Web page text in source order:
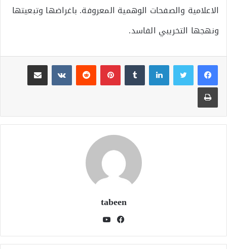
الاعلامية والصفحات الوهمية المعروفة. باغراضها وتبعيتها
ونهجها التخريبي الفاسد.
لينكدإن بينتيريست
مشاركة عبر البريد
طباعة
tabeen
فيسبوك